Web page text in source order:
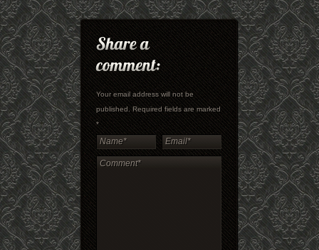
Your email address will not be
published. Required fields are marked
*